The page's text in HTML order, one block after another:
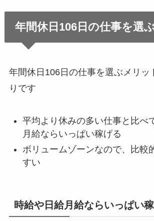
年間休日106日の仕事を選
年間休日106日の仕事を選ぶメリッ
りです
平均より休みの多い仕事と比べ
月給ならいっぱい稼げる
ボリュームゾーンなので、比較
すい
時給や日給月給ならいっぱい